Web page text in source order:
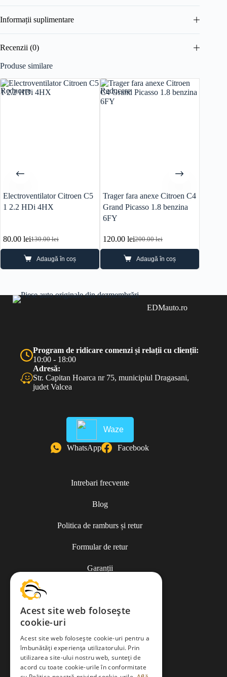
Informații suplimentare
Recenzii (0)
Produse similare
Reducere
Electroventilator Citroen C5
1 2.2 HDi 4HX
130.00lei
Prețul
a
fost:
80.00 leiPrețul
este:
80.00 lei.
Adaugă în coș
Reducere
Trager fara anexe Citroen C4
Grand Picasso 1.8 benzina
6FY
200.00lei
Prețul
fost:
120.00leiPrețul
este:
120.00 lei.
Adaugă în coș
EDMauto.ro
Program de ridicare comenzi și relații cu clienții:
10:00 - 18:00
Adresă:
Str. Capitan Hoarca nr 75, municipiul Dragasani,
judet Valcea
Waze
WhatsApp Facebook
Intrebari frecvente
Blog
Politica de ramburs și retur
Formular de retur
Garanții
Termeni și condiții
Politica de Cookies
Acest site web folosește
cookie-uri
Acest site web folosește cookie-uri pentru a
îmbunătăți experiența utilizatorului. Prin
utilizarea site-ului nostru web, sunteți de
acord cu toate cookie-urile în conformitate